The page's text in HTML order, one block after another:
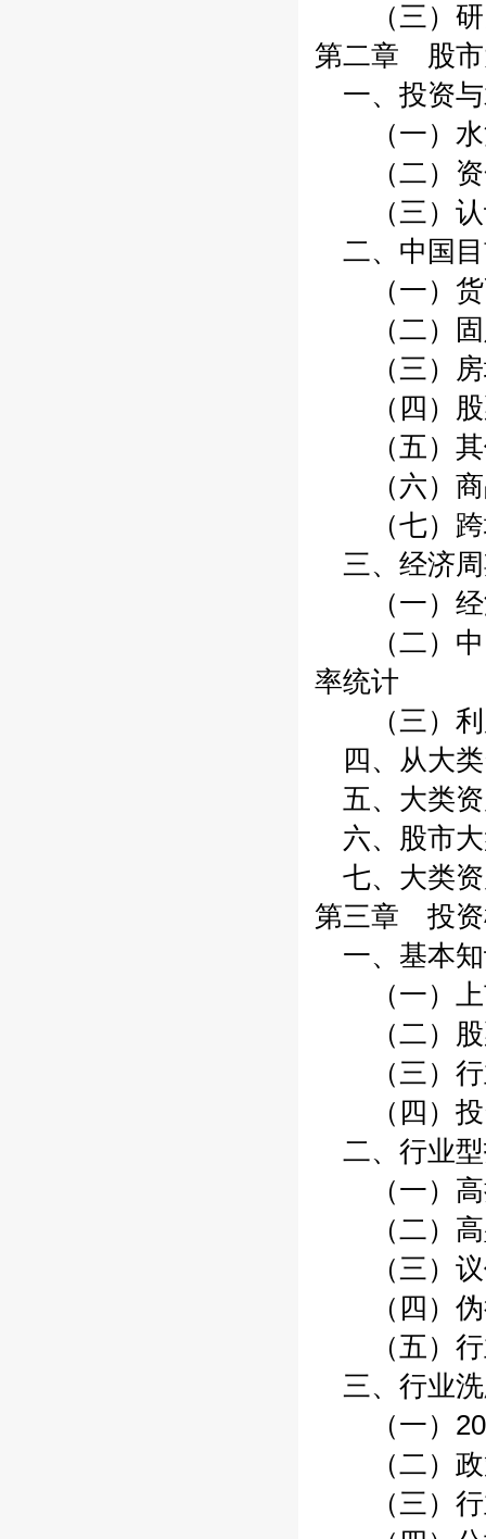
（三）研
第二章 股市
一、投资与
（一）水
（二）资
（三）认
二、中国目
（一）货
（二）固
（三）房
（四）股
（五）其
（六）商
（七）跨
三、经济周
（一）经
（二）中
率统计
（三）利
四、从大类
五、大类资
六、股市大
七、大类资
第三章 投资
一、基本
（一）上
（二）股
（三）行
（四）投
二、行业型
（一）高
（二）高
（三）议
（四）伪
（五）行
三、行业洗
（一）
（二）政
（三）行